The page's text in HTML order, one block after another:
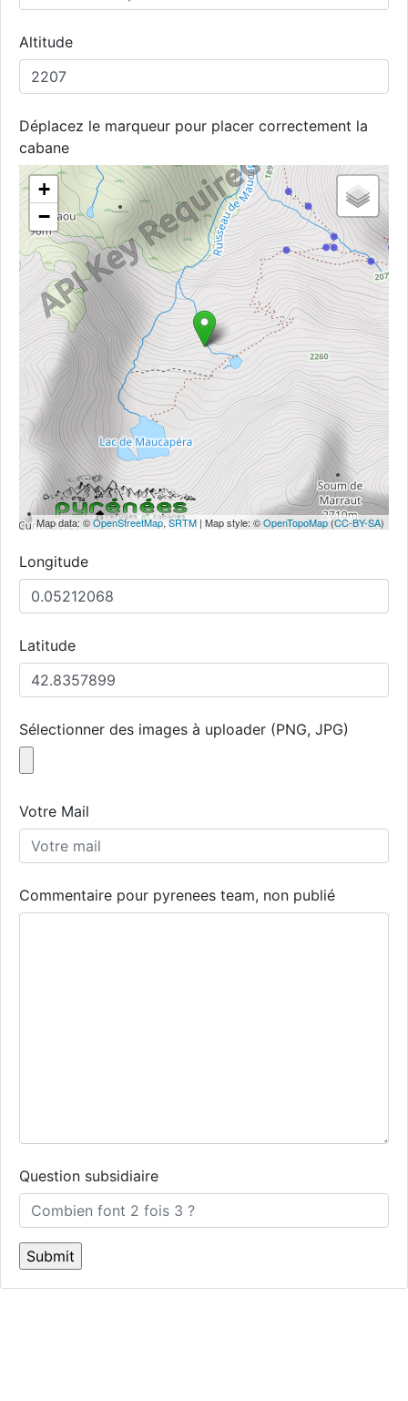
Altitude
Déplacez le marqueur pour placer correctement la
cabane
+
−
Map data: ©OpenStreetMap,SRTM | Map style: ©OpenTopoMap(CC-BY-SA)
Longitude
Latitude
Sélectionner des images à uploader (PNG, JPG)
Votre Mail
Commentaire pour pyrenees team, non publié
Question subsidiaire